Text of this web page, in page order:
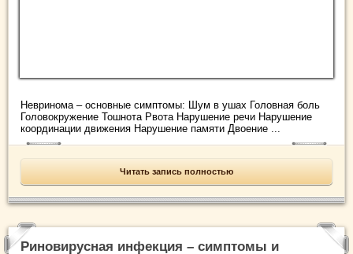
Невринома – основные симптомы: Шум в ушах Головная боль
Головокружение Тошнота Рвота Нарушение речи Нарушение
координации движения Нарушение памяти Двоение ...
Читать запись полностью
Риновирусная инфекция – симптомы и